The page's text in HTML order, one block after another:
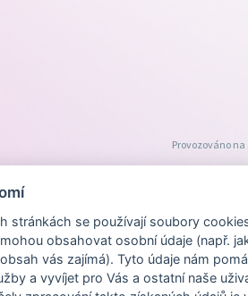
Provozováno
stránkách se používají soubory
obsahovat osobní údaje (např.
vás zajímá). Tyto údaje nám
a vyvíjet pro Vás a ostatní naše